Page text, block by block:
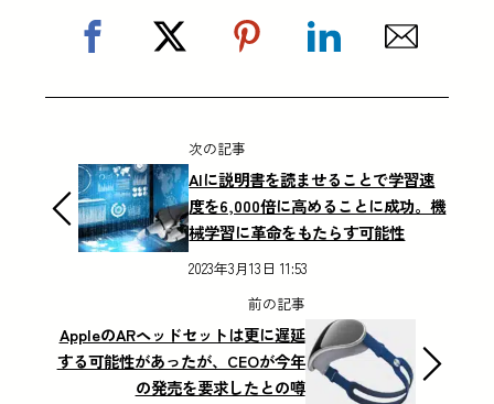
次の記事
AIに説明書を読ませることで学習速
度を6,000倍に高めることに成功。機
械学習に革命をもたらす可能性
2023年3月13日 11:53
前の記事
AppleのARヘッドセットは更に遅延
する可能性があったが、CEOが今年
の発売を要求したとの噂